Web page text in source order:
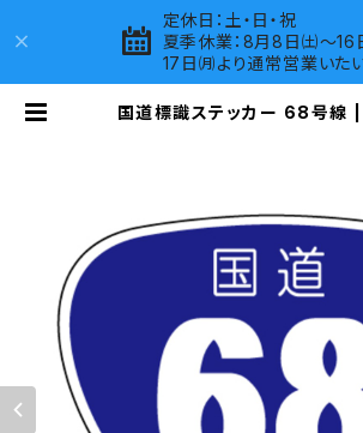
定休日：土・日・祝
夏季休業：8月8日㈯～16
17日㈪より通常営業いた
国道標識ステッカー 68号線 |